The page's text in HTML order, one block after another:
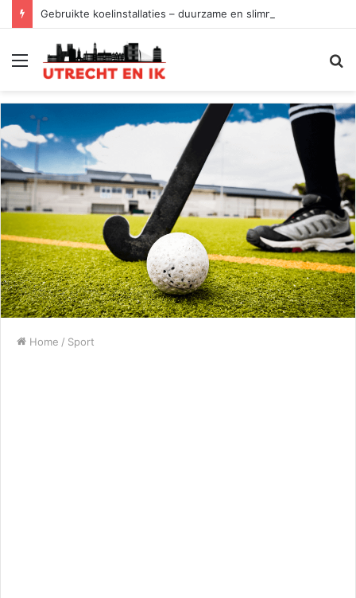
Gebruikte koelinstallaties – duurzame en slimme keuze
Menu
Home / Sport